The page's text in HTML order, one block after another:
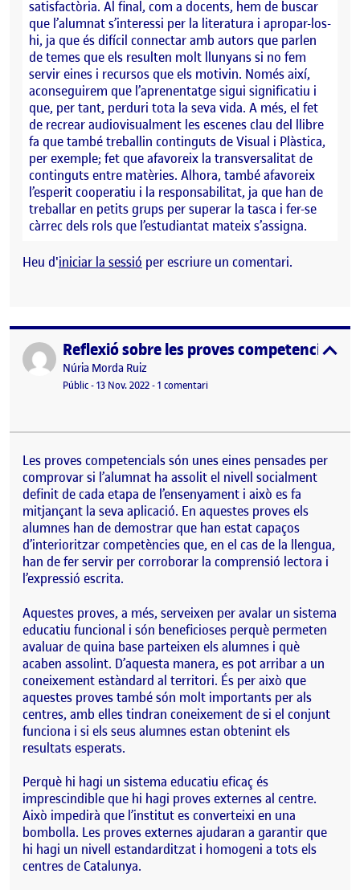
satisfactòria. Al final, com a docents, hem de buscar
que l’alumnat s’interessi per la literatura i apropar-los-
hi, ja que és difícil connectar amb autors que parlen
de temes que els resulten molt llunyans si no fem
servir eines i recursos que els motivin. Només així,
aconseguirem que l’aprenentatge sigui significatiu i
que, per tant, perduri tota la seva vida. A més, el fet
de recrear audiovisualment les escenes clau del llibre
fa que també treballin continguts de Visual i Plàstica,
per exemple; fet que afavoreix la transversalitat de
continguts entre matèries. Alhora, també afavoreix
l’esperit cooperatiu i la responsabilitat, ja que han de
treballar en petits grups per superar la tasca i fer-se
càrrec dels rols que l’estudiantat mateix s’assigna.
Heu d'iniciar la sessió per escriure un comentari.
Publicat perReflexió sobre les proves competencials
Publicat per
Núria Morda Ruiz
Visibilitat:
Públic-Data de publicació
13 Nov. 2022-1 comentaria Reflexió sobre les proves
Les proves competencials són unes eines pensades per
comprovar si l’alumnat ha assolit el nivell socialment
definit de cada etapa de l’ensenyament i això es fa
mitjançant la seva aplicació. En aquestes proves els
alumnes han de demostrar que han estat capaços
d’interioritzar competències que, en el cas de la llengua,
han de fer servir per corroborar la comprensió lectora i
l’expressió escrita.
Aquestes proves, a més, serveixen per avalar un sistema
educatiu funcional i són beneficioses perquè permeten
avaluar de quina base parteixen els alumnes i què
acaben assolint. D’aquesta manera, es pot arribar a un
coneixement estàndard al territori. És per això que
aquestes proves també són molt importants per als
centres, amb elles tindran coneixement de si el conjunt
funciona i si els seus alumnes estan obtenint els
resultats esperats.
Perquè hi hagi un sistema educatiu eficaç és
imprescindible que hi hagi proves externes al centre.
Això impedirà que l’institut es converteixi en una
bombolla. Les proves externes ajudaran a garantir que
hi hagi un nivell estandarditzat i homogeni a tots els
centres de Catalunya.